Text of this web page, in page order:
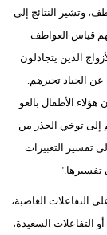
وتشير النتائج إلى
قياس العواطف
الذين يتجادلون
الحياد تحيرهم.
الأطفال بالغو
إلى توخي الحذر من
تفسير التعبيرات
تفسيرها."
التفاعلات الغاضبة،
التفاعلات السعيدة،